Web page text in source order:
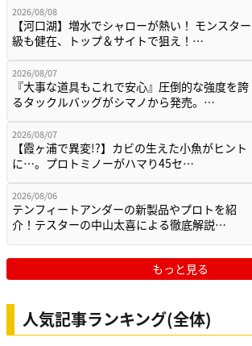
2026/08/08
【河口湖】増水でシャローが熱い！ モンスター
級も健在、トップ＆サイトで狙え！…
2026/08/07
『大事な道具もこれで安心』圧倒的な強度を誇
るタックルバッグがシマノから発売。…
2026/08/07
【霞ヶ浦で異変!?】カビの生えた小魚がヒント
に…。プロトミノーがハマり45セ…
2026/08/06
テンフィートアンダーの新製品やプロトを紹
介！テスターの中山太喜による徹底解説…
もっと見る
人気記事ランキング(全体)